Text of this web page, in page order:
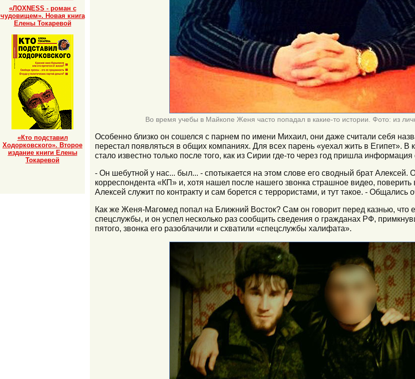
Во время учебы в Майкопе Женя часто попадал в какие-то истории. Фото: из
Особенно близко он сошелся с парнем по имени Михаил, они даже считали себя
перестал появляться в общих компаниях. Для всех парень «уехал жить в Египет». В
стало известно только после того, как из Сирии где-то через год пришла
- Он шебутной у нас... был... - спотыкается на этом слове его сводный брат
корреспондента «КП» и, хотя нашел после нашего звонка страшное видео,
Алексей служит по контракту и сам борется с террористами, и тут такое. - Общались
Как же Женя-Магомед попал на Ближний Восток? Сам он говорит перед казнью, что
спецслужбы, и он успел несколько раз сообщить сведения о гражданах РФ,
пятого, звонка его разоблачили и схватили «спецслужбы халифата».
«ЛОХNESS - роман с
чудовищем». Новая книга
Елены Токаревой
«Кто подставил
Ходорковского». Второе
издание книги Елены
Токаревой